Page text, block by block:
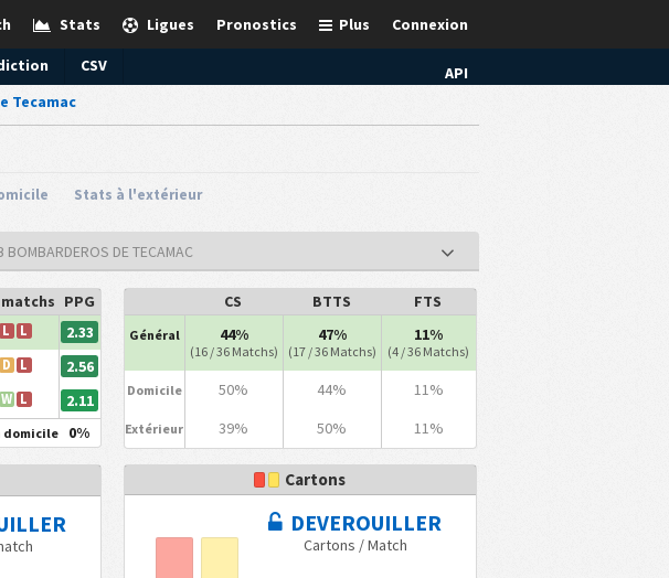
Connexion
Plus
Pronostics
Ligues
Stats
API
CSV
Tecamac
Stats à l'extérieur
BOMBARDEROS DE TECAMAC
PPG
L L 2.33
D L 2.56
W L 2.11
domicile 0%
CS BTTS FTS
Général 44%
(16 / 36 Matchs)
47%
(17 / 36 Matchs)
11%
(4 / 36 Matchs)
Domicile 50% 44% 11%
Extérieur 39% 50% 11%
Cartons
DEVEROUILLER
Cartons / Match